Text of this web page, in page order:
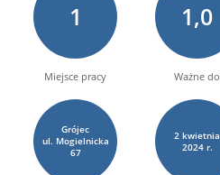
1 1,0
Miejsce pracy
Grójec
ul. Mogielnicka
67
Ważne do
2kwietnia
2024 r.